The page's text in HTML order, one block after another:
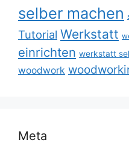
selber machen
Tutorial Werkstatt
einrichten werkstatt
woodwork
Meta